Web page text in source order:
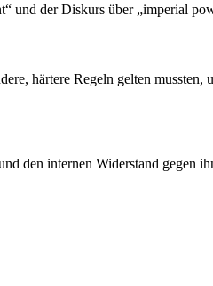
und der Diskurs über „imperial
härtere Regeln gelten mussten,
den internen Widerstand gegen